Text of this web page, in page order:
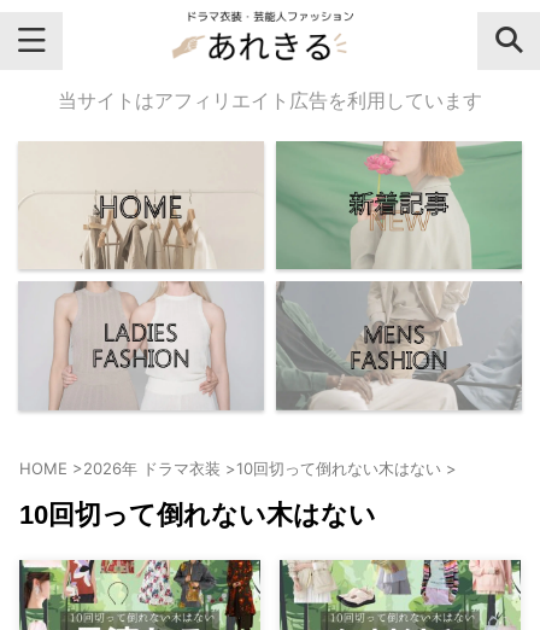
＼芸能人名・ドラマ名で検索♪／
気になるドラマ名や芸能人名でおし
ゃれなドラマ衣装・ファッションを
チェックしてね♪
【よく検索されてる女性芸能人】
・有村架純
広瀬すず
川口春奈
・石原さとみ
・広瀬アリス
当サイトはアフィリエイト広告を利用しています
HOME >2026年 ドラマ衣装 >10回切って倒れない木はない >
10回切って倒れない木はない